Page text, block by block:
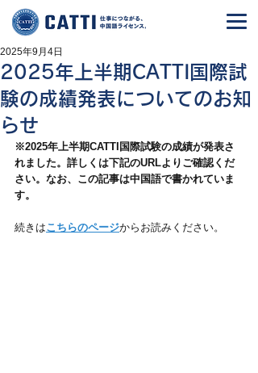
2025年上半期CATTI国際試
験の成績発表についてのお知
らせ
2025年9月4日
※2025年上半期CATTI国際試験の成績が発表さ
れました。詳しくは下記のURLよりご確認くだ
さい。なお、この記事は中国語で書かれていま
す。
続きはこちらのページからお読みください。